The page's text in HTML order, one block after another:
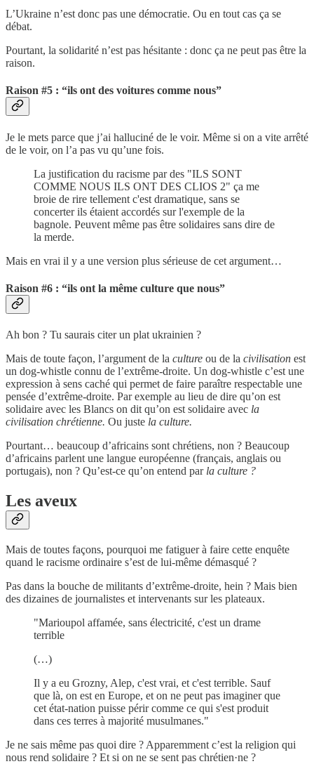
L’Ukraine n’est donc pas une démocratie. Ou en tout cas ça se
débat.
Pourtant, la solidarité n’est pas hésitante : donc ça ne peut pas être la
raison.
Raison #5 : “ils ont des voitures comme nous”
Je le mets parce que j’ai halluciné de le voir. Même si on a vite arrêté
de le voir, on l’a pas vu qu’une fois.
La justification du racisme par des "ILS SONT
COMME NOUS ILS ONT DES CLIOS 2" ça me
broie de rire tellement c'est dramatique, sans se
concerter ils étaient accordés sur l'exemple de la
bagnole. Peuvent même pas être solidaires sans dire de
la merde.
Mais en vrai il y a une version plus sérieuse de cet argument…
Raison #6 : “ils ont la même culture que nous”
Ah bon ? Tu saurais citer un plat ukrainien ?
Mais de toute façon, l’argument de la culture ou de la civilisation est
un dog-whistle connu de l’extrême-droite. Un dog-whistle c’est une
expression à sens caché qui permet de faire paraître respectable une
pensée d’extrême-droite. Par exemple au lieu de dire qu’on est
solidaire avec les Blancs on dit qu’on est solidaire avec la
civilisation chrétienne. Ou juste la culture.
Pourtant… beaucoup d’africains sont chrétiens, non ? Beaucoup
d’africains parlent une langue européenne (français, anglais ou
portugais), non ? Qu’est-ce qu’on entend par la culture ?
Les aveux
Mais de toutes façons, pourquoi me fatiguer à faire cette enquête
quand le racisme ordinaire s’est de lui-même démasqué ?
Pas dans la bouche de militants d’extrême-droite, hein ? Mais bien
des dizaines de journalistes et intervenants sur les plateaux.
"Marioupol affamée, sans électricité, c'est un drame
terrible
(…)
Il y a eu Grozny, Alep, c'est vrai, et c'est terrible. Sauf
que là, on est en Europe, et on ne peut pas imaginer que
cet état-nation puisse périr comme ce qui s'est produit
dans ces terres à majorité musulmanes."
Je ne sais même pas quoi dire ? Apparemment c’est la religion qui
nous rend solidaire ? Et si on ne se sent pas chrétien·ne ?